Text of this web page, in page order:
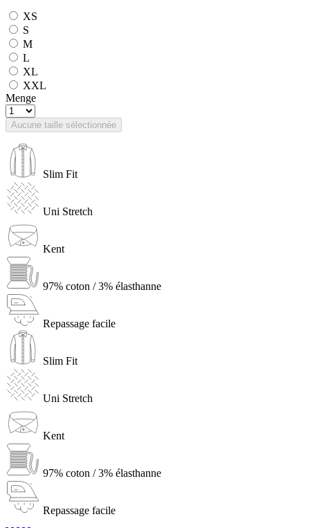
XS
S
M
L
XL
XXL
Menge
Aucune taille sélectionnée
Slim Fit
Uni Stretch
Kent
97% coton / 3% élasthanne
Repassage facile
Slim Fit
Uni Stretch
Kent
97% coton / 3% élasthanne
Repassage facile